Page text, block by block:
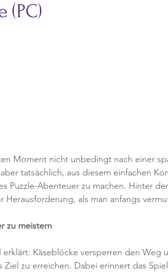
(PC)
Moment nicht unbedingt nach einer
tatsächlich, aus diesem einfachen
Puzzle-Abenteuer zu machen. Hinter
Herausforderung, als man anfangs
zu meistern
Käseblöcke versperren den Weg
zu erreichen. Dabei erinnert das